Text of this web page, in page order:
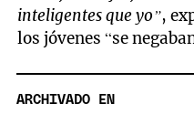
of
1
minute,
seconds
inteligentes que yo”,
los jóvenes “se
ARCHIVADO EN